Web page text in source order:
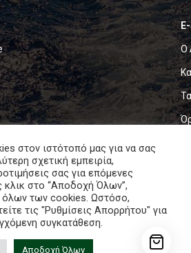
Ο
2024. All rights reserved.
στον ιστότοπό μας για να σας
σχετική εμπειρία,
σας για επόμενες
κλικ στο “Αποδοχή Όλων”,
όλων των cookies. Ωστόσο,
τις "Ρυθμίσεις Απορρήτου" για
συγκατάθεση.
Αποδοχή Όλων